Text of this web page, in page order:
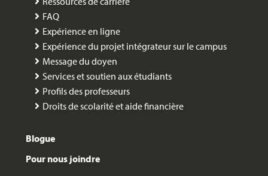
FAQ
Expérience en ligne
Expérience du projet intégrateur sur le campus
Message du doyen
Services et soutien aux étudiants
Profils des professeurs
Droits de scolarité et aide financière
Blogue
Pour nous joindre